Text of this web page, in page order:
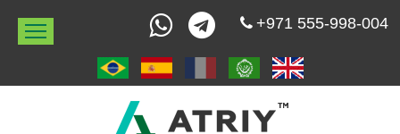
+971 555-998-004